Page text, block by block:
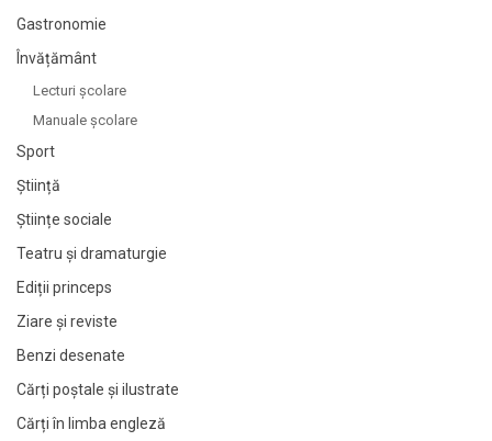
Gastronomie
Învățământ
Lecturi şcolare
Manuale şcolare
Sport
Știință
Științe sociale
Teatru și dramaturgie
Ediții princeps
Ziare şi reviste
Benzi desenate
Cărți poștale și ilustrate
Cărți în limba engleză